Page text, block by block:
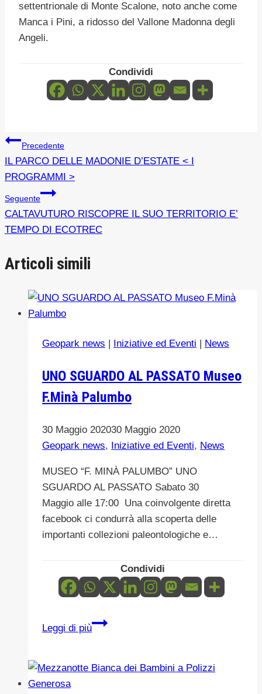
settentrionale di Monte Scalone, noto anche come
Manca i Pini, a ridosso del Vallone Madonna degli
Angeli.
Condividi
Navigazione
articoli
Precedente
IL PARCO DELLE MADONIE D’ESTATE < I
PROGRAMMI >
Seguente
CALTAVUTURO RISCOPRE IL SUO TERRITORIO E’
TEMPO DI ECOTREC
Articoli simili
Geopark news | Iniziative ed Eventi | News
UNO SGUARDO AL PASSATO Museo
F.Minà Palumbo
30 Maggio 202030 Maggio 2020
Geopark news, Iniziative ed Eventi, News
MUSEO “F. MINÀ PALUMBO” UNO
SGUARDO AL PASSATO Sabato 30
Maggio alle 17:00 Una coinvolgente diretta
facebook ci condurrà alla scoperta delle
importanti collezioni paleontologiche e…
Condividi
Leggi di più
UNO
PASSATO